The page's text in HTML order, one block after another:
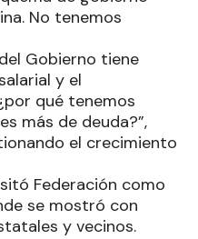
No tenemos
Gobierno tiene
y el
qué tenemos
más de deuda?”,
el crecimiento
Federación como
se mostró con
y vecinos.